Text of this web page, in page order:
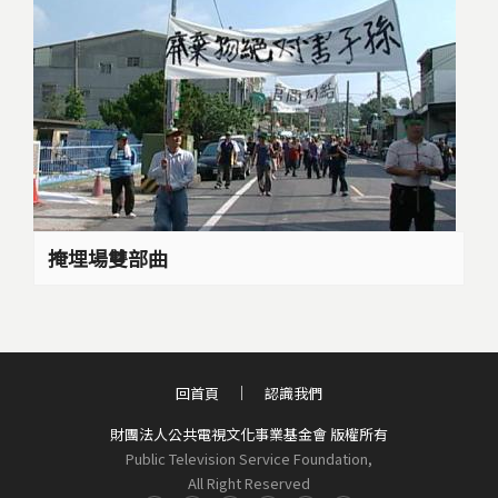
掩埋場雙部曲
財團法人公共電視文化事業基金會 版權所有
Public Television Service Foundation,
All Right Reserved
回首頁 認識我們